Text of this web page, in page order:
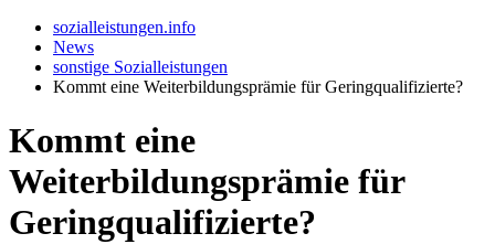
sozialleistungen.info
News
sonstige Sozialleistungen
Kommt eine Weiterbildungsprämie für Geringqualifizierte?
Kommt eine
Weiterbildungsprämie für
Geringqualifizierte?